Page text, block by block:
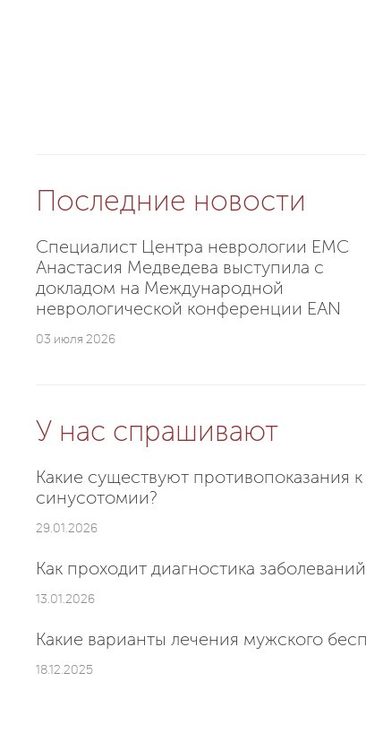
Последние новости
Специалист Центра неврологии EMC
Анастасия Медведева выступила с
докладом на Международной
неврологической конференции EAN
03 июля 2026
У нас спрашивают
Какие существуют противопоказания
синусотомии?
29.01.2026
Как проходит диагностика
13.01.2026
Какие варианты лечения мужского
18.12.2025